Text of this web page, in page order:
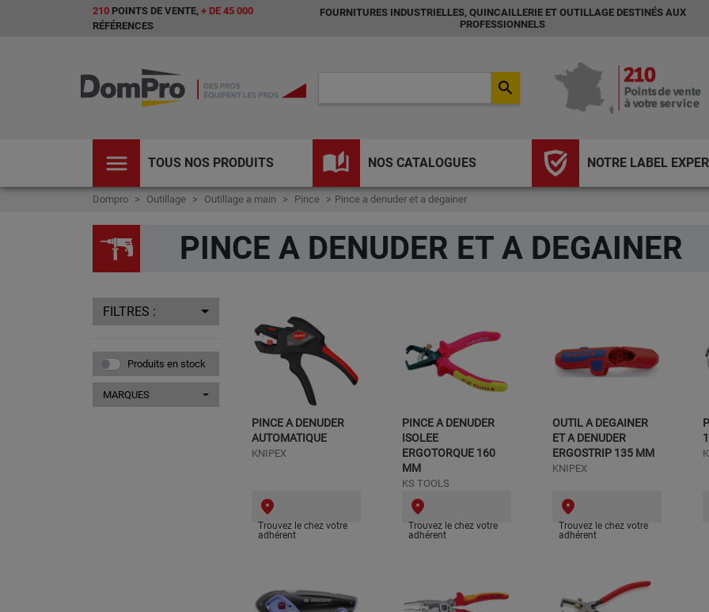
210 POINTS DE VENTE, + DE 45 000
RÉFÉRENCES
FOURNITURES INDUSTRIELLES, QUINCAILLERIE ET OUTILLAGE DESTINÉS AUX
PROFESSIONNELS
search
menu TOUS NOS PRODUITS auto_stories NOS CATALOGUES NOTRE LABEL
Dompro Outillage Outillage a main Pince Pince a denuder et a degainer
PINCE A DENUDER ET A DEGAINER
FILTRES :
Produits en stock
MARQUES
PINCE A DENUDER
AUTOMATIQUE
KNIPEX
Trouvez le chez votre
adhérent
PINCE A DENUDER
ISOLEE
ERGOTORQUE 160
MM
KS TOOLS
Trouvez le chez votre
adhérent
OUTIL A DEGAINER
ET A DENUDER
ERGOSTRIP 135 MM
KNIPEX
Trouvez le chez votre
adhérent